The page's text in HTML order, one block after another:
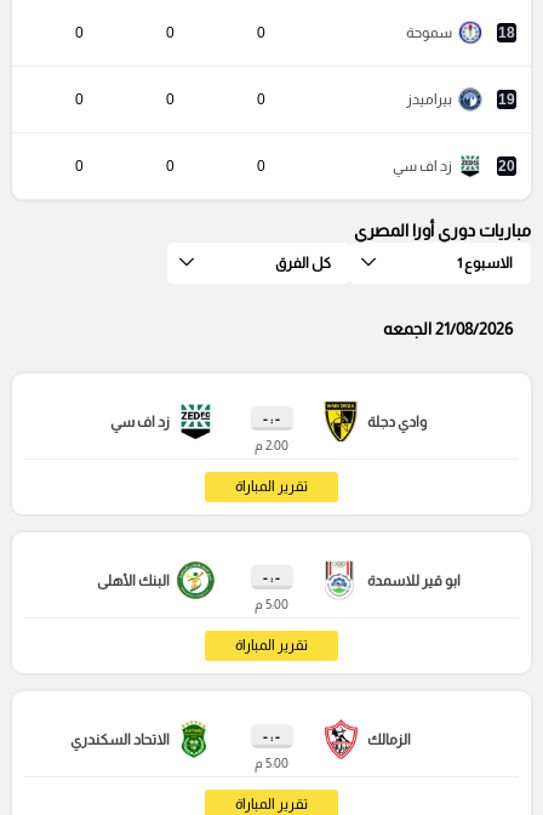
18 سموحة 0
0
0
19 بيراميدز 0
0
0
20 زد اف سي 0
0
0
مباريات دوري أورا المصري
الاسبوع 1 كل الفرق
21/08/2026 الجمعه
وادي دجلة
- : -
2:00 م
زد اف سي
تقرير المباراة
ابو قير للاسمدة
- : -
5:00 م
البنك الأهلى
تقرير المباراة
الزمالك
- : -
5:00 م
الاتحاد السكندري
تقرير المباراة